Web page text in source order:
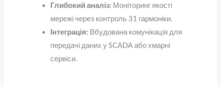
Глибокий аналіз: Моніторинг якості
мережі через контроль 31 гармоніки.
Інтеграція: Вбудована комунікація для
передачі даних у SCADA або хмарні
сервіси.